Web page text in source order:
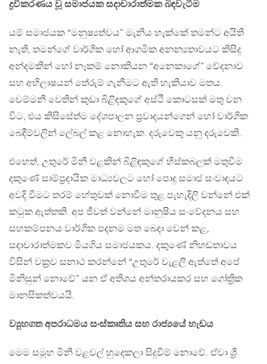
ද්‍රවීකරණය වූ සමාජයක සදාචාරාත්මක බිඳවැටීම
යම් සමාජයක “මනුෂ්‍යත්වය” මැනිය හැක්කේ තමන්ට අයිති
නැති, තමන්ගේ වාර්ගික හෝ ආගමික අනන්‍යතාවයට කිසිදු
අන්දමකින් හෝ නෑකම් නොකියන “අනෙකාගේ” වේදනාව
සහ අභිලාෂයන් තේරුම් ගැනීමට ඇති හැකියාව මතය.
චෙම්මනී වෙතින් කුඩා බිළිඳකුගේ අස්ථි කොටසක් මතු වන
විට, එය කිසිසේත්ම දේශපාලන ප්‍රවාදයන්ගෙන් හෝ වාර්ගික
බෙදීම්වලින් ලේබල් කළ නොහැක. දරුවෙකු යනු දරුවෙකි.
එහෙත්, උතුරේ මිනී වළකින් බිළිඳකුගේ හිස්කබලක් මතුවීම
දකුණේ සාම්ප්‍රදායික මාධ්‍යවලට හෝ පොදු සමාජ සංවාදයට
අවදි වීමට තරම් හේතුවක් නොවීම තුළ පැහැදිලි වන්නේ එක්
කටුක ඇත්තකි. අප ජීවත් වන්නේ මානුෂීය සංවේදනය සහ
සහකම්පනය වාර්ගික පදනම මත බෙදා වෙන් කළ,
සදාචාරාත්මකව මියගිය සමාජයකය. දකුණේ නිහඬතාවය
විසින් වක්‍රව සනාථ කරන්නේ “උතුරේ වැළලී ඇත්තේ අපේ
මිනිසුන් නොවේ” යන ඒ අතිශය අන්තරායකර සහ ගෝත්‍රික
මානසිකත්වයයි.
ව්‍යුහගත අපරාධමය සංස්කෘතිය සහ රාජ්‍යයේ හැඩය
මෙම සමූහ මිනී වළවල් හුදෙකලා සිදුවීම් නොවේ. ඒවා ශ්‍රී